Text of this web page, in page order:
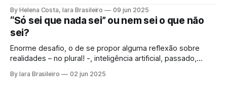
movimentos que olhavam não apenas para os
antepassados e tudo que a Arqueologia poderia revelar.
Como se isso fosse insuficiente, ela olhava para aquelas
By Helena Costa, Iara Brasileiro 09 jun 2025
“Só sei que nada sei” ou nem sei o que não
sei?
Enorme desafio, o de se propor alguma reflexão sobre
realidades – no plural! -, inteligência artificial, passado,
que queiramos dar a esse termo. Afinal, o que é “ser
By Iara Brasileiro 02 jun 2025